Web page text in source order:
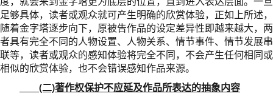
足够具体，读者或观众就可产生明确的欣赏体验，正如上所述，
随着金字塔逐步向下，原被告作品的设定差异性即越来越大，两
者具有完全不同的人物设置、人物关系、情节事件、情节发展串
联等，读者或观众的感知体验将完全不同，不会产生任何相同或
相似的欣赏体验，也不会错误感知作品来源。
(二)著作权保护不应延及作品所表达的抽象内容